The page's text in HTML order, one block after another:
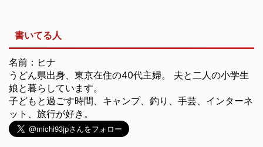
書いてる人
名前：ヒナ
うどん県出身、東京在住の40代主婦。 夫と二人の小学生
娘と暮らしています。
子どもと過ごす時間、キャンプ、釣り、手芸、インターネ
ット、旅行が好き。